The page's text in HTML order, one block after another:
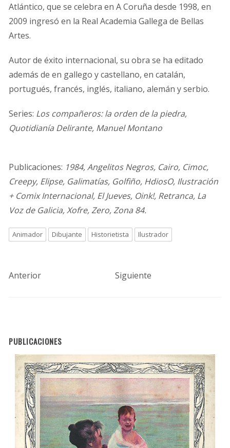
Atlántico, que se celebra en A Coruña desde 1998, en
2009 ingresó en la Real Academia Gallega de Bellas
Artes.
Autor de éxito internacional, su obra se ha editado
además de en gallego y castellano, en catalán,
portugués, francés, inglés, italiano, alemán y serbio.
Series: Los compañeros: la orden de la piedra,
Quotidianía Delirante, Manuel Montano
Publicaciones: 1984, Angelitos Negros, Cairo, Cimoc,
Creepy, Elipse, Galimatías, Golfiño, HdiosO, Ilustración
+ Comix Internacional, El Jueves, Oink!, Retranca, La
Voz de Galicia, Xofre, Zero, Zona 84.
Animador Dibujante Historietista Ilustrador
Anterior Siguiente
PUBLICACIONES